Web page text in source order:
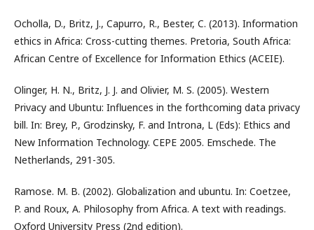
Ocholla, D., Britz, J., Capurro, R., Bester, C. (2013). Information
ethics in Africa: Cross-cutting themes. Pretoria, South Africa:
African Centre of Excellence for Information Ethics (ACEIE).
Olinger, H. N., Britz, J. J. and Olivier, M. S. (2005). Western
Privacy and Ubuntu: Influences in the forthcoming data privacy
bill. In: Brey, P., Grodzinsky, F. and Introna, L (Eds): Ethics and
New Information Technology. CEPE 2005. Emschede. The
Netherlands, 291-305.
Ramose. M. B. (2002). Globalization and ubuntu. In: Coetzee,
P. and Roux, A. Philosophy from Africa. A text with readings.
Oxford University Press (2nd edition).